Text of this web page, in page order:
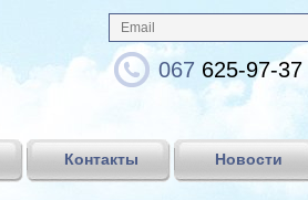
067 625-97-37
Контакты Новости